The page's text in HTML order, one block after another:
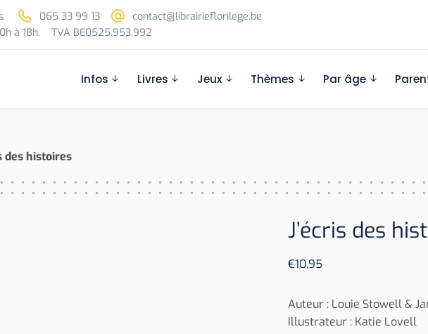
065 33 99 13
contact@librairieflorilege.be
à 18h.
TVA BE0525.953.992
Infos Livres Jeux Thèmes Par âge
des histoires
J’écris des
€10,95
Auteur : Louie Stowell &
Illustrateur : Katie Lovell